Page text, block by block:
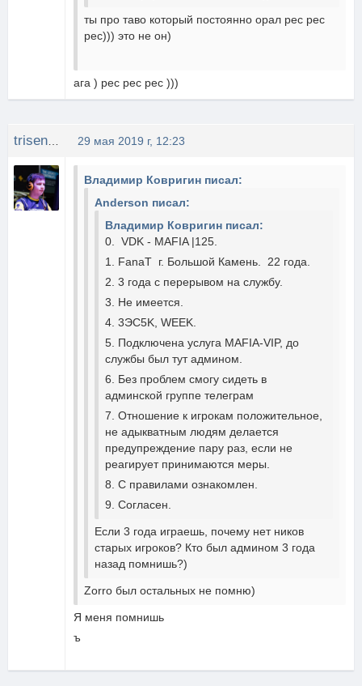
ты про таво который постоянно орал рес рес
рес))) это не он)
ага ) рес рес рес )))
29 мая 2019 г, 12:23
Владимир Ковригин писал:
Anderson писал:
Владимир Ковригин писал:
0. VDK - MAFIA |125.
1. FanaT г. Большой Камень. 22 года.
2. 3 года с перерывом на службу.
3. Не имеется.
4. 3ЭС5K, WEEK.
5. Подключена услуга MAFIA-VIP, до
службы был тут админом.
6. Без проблем смогу сидеть в
админской группе телеграм
7. Отношение к игрокам положительное,
не адыкватным людям делается
предупреждение пару раз, если не
реагирует принимаются меры.
8. С правилами ознакомлен.
9. Согласен.
Если 3 года играешь, почему нет ников
старых игроков? Кто был админом 3 года
назад помнишь?)
Zorro был остальных не помню)
Я меня помнишь
ъ